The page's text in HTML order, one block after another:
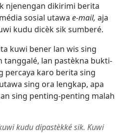
njenengan dikirimi berita
sosial utawa e-mail, aja
kudu dicèk sik sumberé.
kuwi bener lan wis sing
tanggalé, lan pastèkna bukti-
percaya karo berita sing
sing ora lengkap, apa
sing penting-penting malah
kudu dipastèkké sik. Kuwi